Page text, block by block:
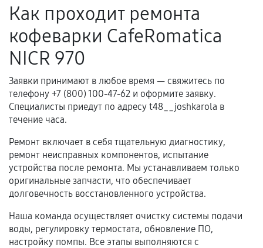
Когда гарантия не действует
механические повреждения, попадание влаги,
перегрев, коррозия.
Самостоятельный ремонт или вмешательство
Естественный износ деталей, если иное не
предусмотрено отдельно.
Обращение после окончания гарантийного
срока.
Программные сбои, если это не указано в
отдельных условиях.
Как проходит ремонта
кофеварки CafeRomatica
NICR 970
Заявки принимают в любое время — свяжитесь по
телефону +7 (800) 100-47-62 и оформите заявку.
Специалисты приедут по адресу t48__joshkarola в
течение часа.
Ремонт включает в себя тщательную диагностику,
ремонт неисправных компонентов, испытание
устройства после ремонта. Мы устанавливаем только
оригинальные запчасти, что обеспечивает
долговечность восстановленного устройства.
Наша команда осуществляет очистку системы подачи
воды, регулировку термостата, обновление ПО,
настройку помпы. Все этапы выполняются с